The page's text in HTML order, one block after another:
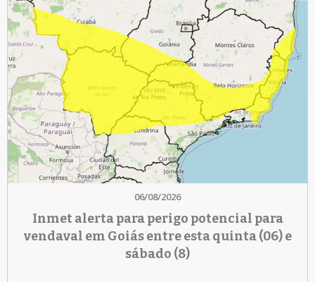
06/08/2026
Inmet alerta para perigo potencial para
vendaval em Goiás entre esta quinta (06) e
sábado (8)